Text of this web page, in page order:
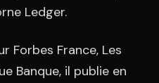
Ledger.
Forbes France, Les
Banque, il publie en